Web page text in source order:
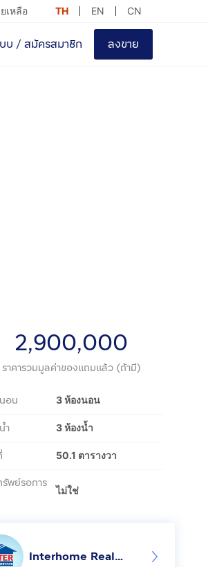
เหลือ TH EN CN
บ / สมัครสมาชิก ลงขาย
2,900,000
ราคารวมมูลค่าของแถมแล้ว (ถ้ามี)
อน 3 ห้องนอน
ำ 3 ห้องน้ำ
50.1 ตารางวา
รัพย์รอการ
ไม่ใช่
Interhome Realty Estate